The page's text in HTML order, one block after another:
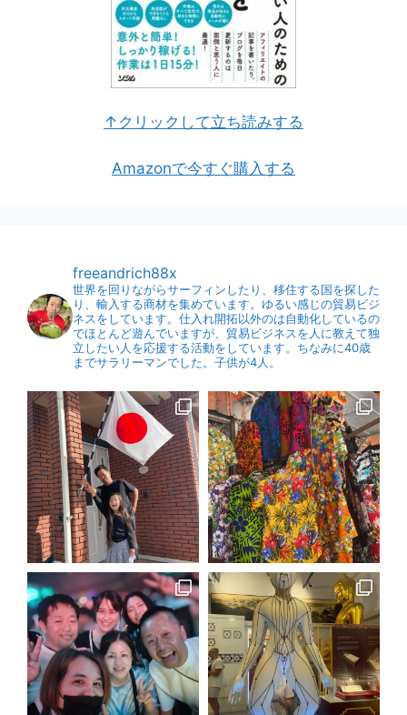
↑クリックして立ち読みする
Amazonで今すぐ購入する
freeandrich88x
世界を回りながらサーフィンしたり、移住する国を探した
り、輸入する商材を集めています。ゆるい感じの貿易ビジ
ネスをしています。仕入れ開拓以外のは自動化しているの
でほとんど遊んでいますが、貿易ビジネスを人に教えて独
立したい人を応援する活動をしています。ちなみに40歳
までサラリーマンでした。子供が4人。